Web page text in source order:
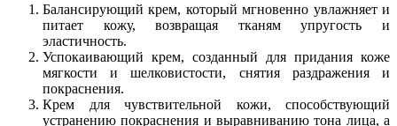
Балансирующий крем, который мгновенно увлажняет и
питает кожу, возвращая тканям упругость и
эластичность.
Успокаивающий крем, созданный для придания коже
мягкости и шелковистости, снятия раздражения и
покраснения.
Крем для чувствительной кожи, способствующий
устранению покраснения и выравниванию тона лица, а